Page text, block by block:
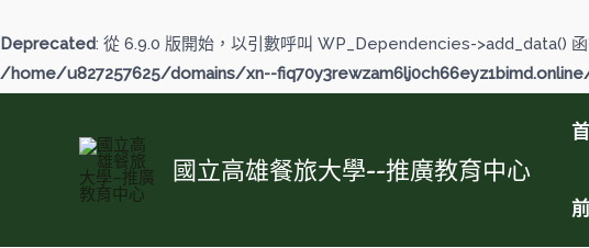
Deprecated: 從 6.9.0 版開始，以引數呼叫 WP_Dependencies->add_data()
/home/u827257625/domains/xn--
至
主
國立高雄餐旅大學--推廣教育中心